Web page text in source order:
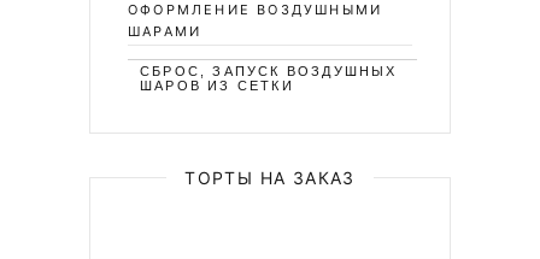
ОФОРМЛЕНИЕ ВОЗДУШНЫМИ
ШАРАМИ
СБРОС, ЗАПУСК ВОЗДУШНЫХ
ШАРОВ ИЗ СЕТКИ
ТОРТЫ НА ЗАКАЗ